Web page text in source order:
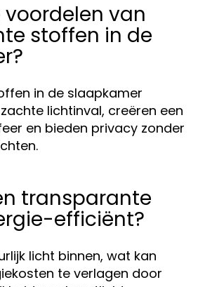
voordelen van
stoffen in de
in de slaapkamer
lichtinval, creëren een
en bieden privacy zonder
transparante
efficiënt?
licht binnen, wat kan
te verlagen door